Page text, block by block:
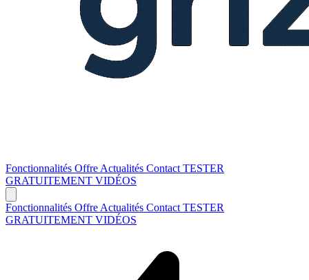
Fonctionnalités Offre Actualités Contact TESTER
GRATUITEMENT VIDÉOS
Fonctionnalités Offre Actualités Contact TESTER
GRATUITEMENT VIDÉOS